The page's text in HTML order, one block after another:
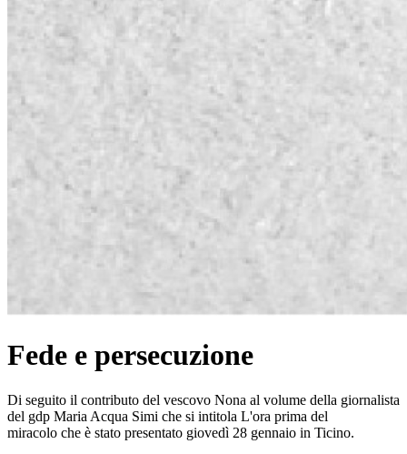
Fede e persecuzione
Di seguito il contributo del vescovo Nona al volume della giornalista
del gdp Maria Acqua Simi che si intitola L'ora prima del
miracolo che è stato presentato giovedì 28 gennaio in Ticino.